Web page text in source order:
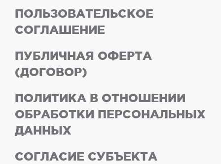
ПОЛЬЗОВАТЕЛЬСКОЕ
СОГЛАШЕНИЕ
ПУБЛИЧНАЯ ОФЕРТА
(ДОГОВОР)
ПОЛИТИКА В ОТНОШЕНИИ
ОБРАБОТКИ ПЕРСОНАЛЬНЫХ
ДАННЫХ
СОГЛАСИЕ СУБЪЕКТА